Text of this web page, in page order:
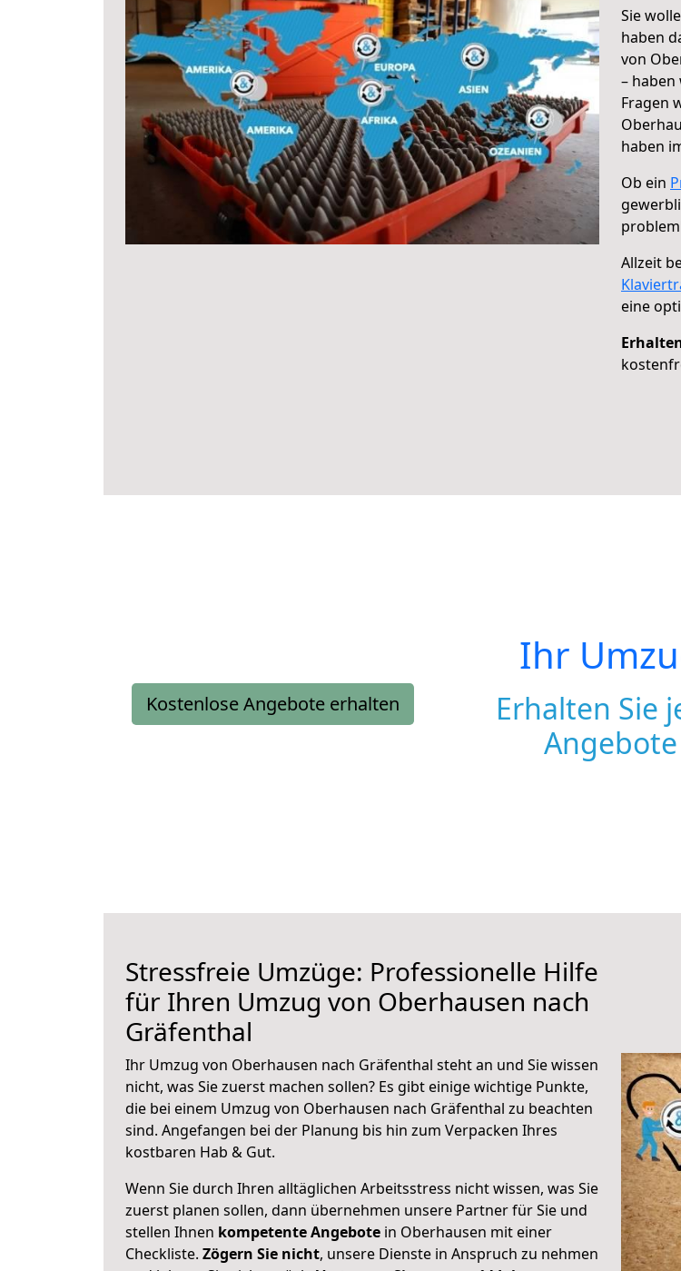
Sie
haben
von
–
Fragen
haben
Ob ein
Allzeit
eine
Kostenlose Angebote erhalten
Ihr
Erhalten Sie
Angebote
Stressfreie Umzüge: Professionelle Hilfe
für Ihren Umzug von Oberhausen nach
Gräfenthal
Ihr Umzug von Oberhausen nach Gräfenthal steht an und Sie wissen
nicht, was Sie zuerst machen sollen? Es gibt einige wichtige Punkte,
die bei einem Umzug von Oberhausen nach Gräfenthal zu beachten
sind. Angefangen bei der Planung bis hin zum Verpacken Ihres
kostbaren Hab & Gut.
Wenn Sie durch Ihren alltäglichen Arbeitsstress nicht wissen, was Sie
zuerst planen sollen, dann übernehmen unsere Partner für Sie und
stellen Ihnen kompetente Angebote in Oberhausen mit einer
Checkliste. Zögern Sie nicht, unsere Dienste in Anspruch zu nehmen